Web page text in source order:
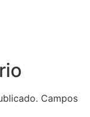
Campos